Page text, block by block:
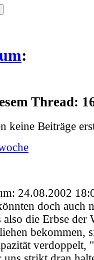
:
Thread:
keine Beiträge
24.08.2002
doch auch
die Erbse der
bekommen,
verdoppelt,